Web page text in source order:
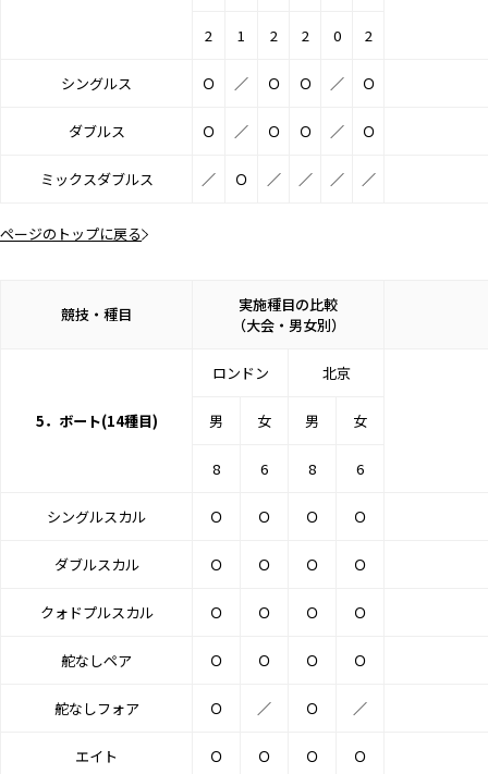
2 1 2 2 0 2
シングルス Ｏ ／ Ｏ Ｏ ／ Ｏ
ダブルス Ｏ ／ Ｏ Ｏ ／ Ｏ
ミックスダブルス ／ Ｏ ／ ／ ／ ／
ページのトップに戻る
競技・種目
実施種目の比較
（大会・男女別）
5．ボート(14種目)
ロンドン 北京
男 女 男 女
8 6 8 6
シングルスカル Ｏ Ｏ Ｏ Ｏ
ダブルスカル Ｏ Ｏ Ｏ Ｏ
クォドプルスカル Ｏ Ｏ Ｏ Ｏ
舵なしペア Ｏ Ｏ Ｏ Ｏ
舵なしフォア Ｏ ／ Ｏ ／
エイト Ｏ Ｏ Ｏ Ｏ